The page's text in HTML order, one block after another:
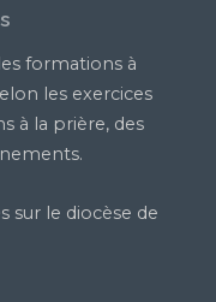
formations à
les exercices
à la prière, des
sur le diocèse de